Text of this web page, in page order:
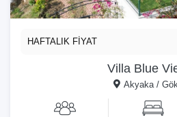
Villa Blue
Akyaka /
HAFTALIK FİYAT